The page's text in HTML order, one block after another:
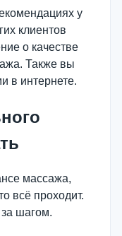
у
клиентов
о качестве
Также вы
в интернете.
массажа,
всё проходит.
шагом.